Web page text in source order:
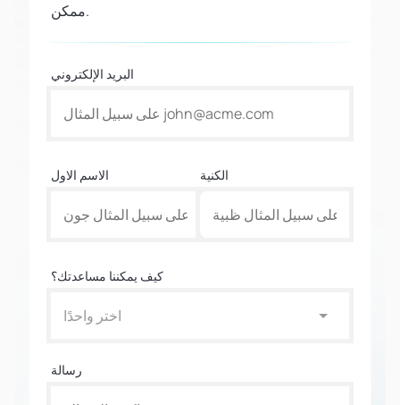
ممكن.
البريد الإلكتروني
الاسم الاول الكنية
كيف يمكننا مساعدتك؟
اختر واحدًا
رسالة